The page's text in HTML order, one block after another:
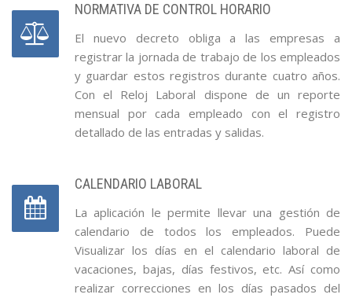
NORMATIVA DE CONTROL HORARIO
El nuevo decreto obliga a las empresas a
registrar la jornada de trabajo de los empleados
y guardar estos registros durante cuatro años.
Con el Reloj Laboral dispone de un reporte
mensual por cada empleado con el registro
detallado de las entradas y salidas.
CALENDARIO LABORAL
La aplicación le permite llevar una gestión de
calendario de todos los empleados. Puede
Visualizar los días en el calendario laboral de
vacaciones, bajas, días festivos, etc. Así como
realizar correcciones en los días pasados del